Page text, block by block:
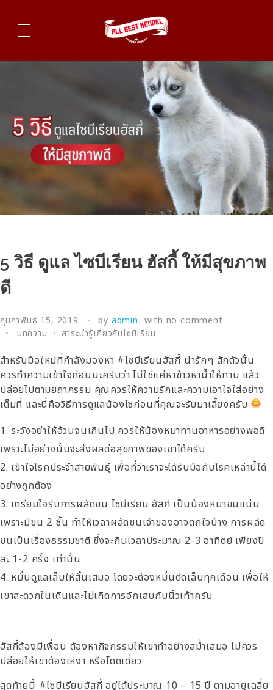
5 วิธี ดูแล ไซบีเรียน ฮัสกี้ ให้มีสุขภาพ
ดี
กุมภาพันธ์ 15, 2019 by admin with no comment
บทความ
สาระน่ารู้เกี่ยวกับไซบีเรียน
สำหรับมือใหม่ที่กำลังมองหา #ไซบีเรียนฮัสกี้ น่ารักๆ สักตัวนั้น
ควรทำความเข้าใจก่อนนะครับว่า ไม่ใช่แค่หาข้าวหาน้ำให้ทาน แล้ว
ปล่อยไปตามยถากรรม คุณควรให้ความรักและความเอาใจใส่อย่าง
เต็มที่ และนี่คือวิธีการดูแลน้องไซก่อนที่คุณจะรับมาเลี้ยงครับ
ระวังอย่าให้อ้วนจนเกินไป ควรให้น้องหมาทานอาหารอย่างพอดี
เพราะไม่อย่างนั้นจะส่งผลต่อสุขภาพของเขาได้ครับ
เข้าใจโรคประจำสายพันธุ์ เพื่อที่ว่าเราจะได้รับมือกับโรคเหล่านี้ได้
อย่างถูกต้อง
เตรียมใจรับการผลัดขน ไซบีเรียน ฮัสกี เป็นน้องหมาขนแน่น
เพราะมีขน 2 ชั้น ทำให้เวลาผลัดขนเจ้าของอาจตกใจบ้าง การผลัด
ขนเป็นเรื่องธรรมชาติ ซึ่งจะกินเวลาประมาณ 2-3 อาทิตย์ เพียงปี
ละ 1-2 ครั้ง เท่านั้น
หมั่นดูแลเล็บให้สั้นเสมอ โดยจะต้องหมั่นตัดเล็บทุกเดือน เพื่อให้
เขาสะดวกในเดินและไม่เกิดการอักเสบกับนิ้วเท้าครับ
ฮัสกี้ต้องมีเพื่อน ต้องหากิจกรรมให้เขาทำอย่างสม่ำเสมอ ไม่ควร
ปล่อยให้เขาต้องเหงา หรือโดดเดี่ยว
สุดท้ายนี้ #ไซบีเรียนฮัสกี้ อยู่ได้ประมาณ 10 – 15 ปี ตามอายุเฉลี่ย